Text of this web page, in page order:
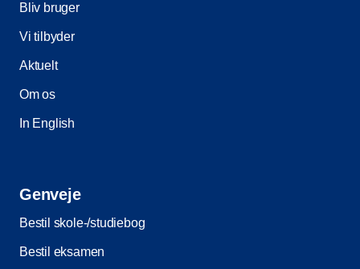
Bliv bruger
Vi tilbyder
Aktuelt
Om os
In English
Genveje
Bestil skole-/studiebog
Bestil eksamen